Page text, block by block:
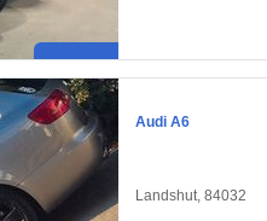
Audi A6
Landshut, 84032